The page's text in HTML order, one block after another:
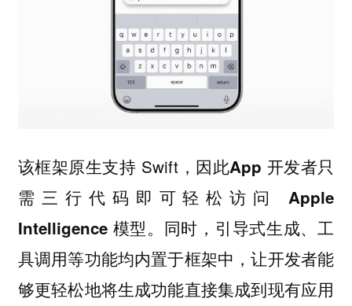
该框架原生支持 Swift，因此App 开发者只
需三行代码即可轻松访问 Apple
Intelligence 模型。同时，引导式生成、工
具调用等功能均内置于框架中，让开发者能
够更轻松地将生成功能直接集成到现有应用